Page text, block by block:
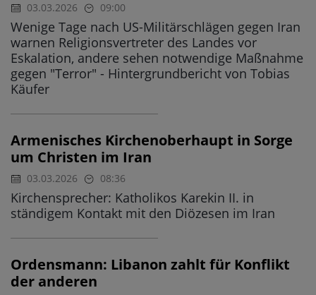
03.03.2026 09:00
Wenige Tage nach US-Militärschlägen gegen Iran
warnen Religionsvertreter des Landes vor
Eskalation, andere sehen notwendige Maßnahme
gegen "Terror" - Hintergrundbericht von Tobias
Käufer
Armenisches Kirchenoberhaupt in Sorge
um Christen im Iran
03.03.2026 08:36
Kirchensprecher: Katholikos Karekin II. in
ständigem Kontakt mit den Diözesen im Iran
Ordensmann: Libanon zahlt für Konflikt
der anderen